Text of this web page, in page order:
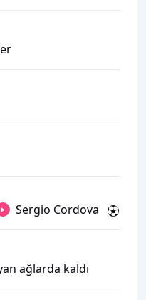
Sergio Cordova
ağlarda kaldı